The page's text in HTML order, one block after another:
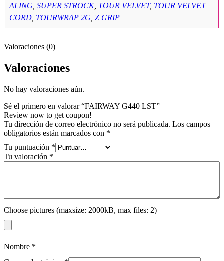
ALING SUPER STROCK, TOUR VELVET, TOUR VELVET
CORD TOURWRAP 2G Z GRIP
Valoraciones (0)
Valoraciones
No hay valoraciones aún.
Sé el primero en valorar “FAIRWAY G440 LST”
Review now to get coupon!
Tu dirección de correo electrónico no será publicada. Los campos
obligatorios están marcados con *
Tu puntuación *
Tu valoración *
Choose pictures (maxsize: 2000kB, max files: 2)
Nombre *